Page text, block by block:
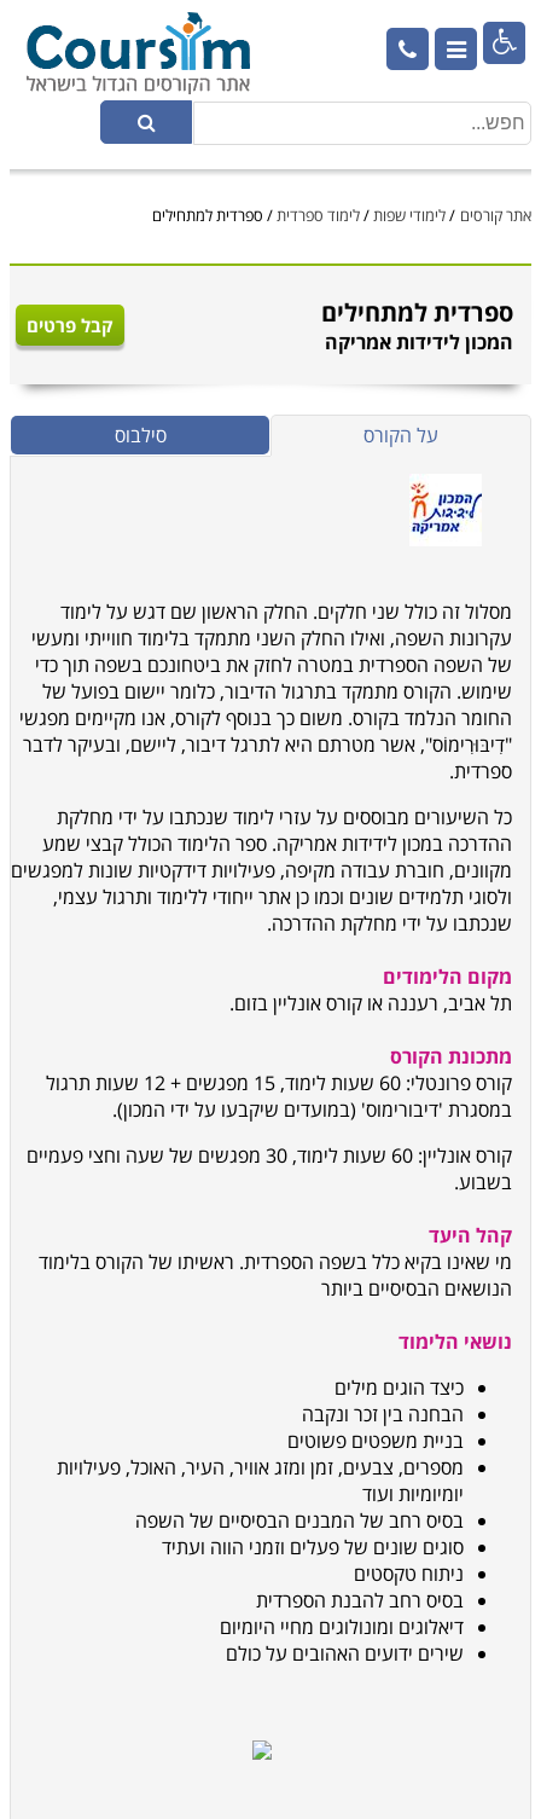

אתר קורסים /לימודי שפות/לימוד ספרדית/ ספרדית למתחילים
ספרדית למתחילים
המכון לידידות אמריקה
קבל פרטים
על הקורס סילבוס
מסלול זה כולל שני חלקים. החלק הראשון שם דגש על לימוד
עקרונות השפה, ואילו החלק השני מתמקד בלימוד חווייתי ומעשי
של השפה הספרדית במטרה לחזק את ביטחונכם בשפה תוך כדי
שימוש. הקורס מתמקד בתרגול הדיבור, כלומר יישום בפועל של
החומר הנלמד בקורס. משום כך בנוסף לקורס, אנו מקיימים מפגשי
"דִיבּוּרִימוֹס", אשר מטרתם היא לתרגל דיבור, ליישם, ובעיקר לדבר
ספרדית.
כל השיעורים מבוססים על עזרי לימוד שנכתבו על ידי מחלקת
ההדרכה במכון לידידות אמריקה. ספר הלימוד הכולל קבצי שמע
מקוונים, חוברת עבודה מקיפה, פעילויות דידקטיות שונות למפגשים
ולסוגי תלמידים שונים וכמו כן אתר ייחודי ללימוד ותרגול עצמי,
שנכתבו על ידי מחלקת ההדרכה.
מקום הלימודים
תל אביב, רעננה או קורס אונליין בזום.
מתכונת הקורס
קורס פרונטלי: 60 שעות לימוד, 15 מפגשים + 12 שעות תרגול
במסגרת 'דיבורימוס' (במועדים שיקבעו על ידי המכון).
קורס אונליין: 60 שעות לימוד, 30 מפגשים של שעה וחצי פעמיים
בשבוע.
קהל היעד
מי שאינו בקיא כלל בשפה הספרדית. ראשיתו של הקורס בלימוד
הנושאים הבסיסיים ביותר
נושאי הלימוד
כיצד הוגים מילים
הבחנה בין זכר ונקבה
בניית משפטים פשוטים
מספרים, צבעים, זמן ומזג אוויר, העיר, האוכל, פעילויות
יומיומיות ועוד
בסיס רחב של המבנים הבסיסיים של השפה
סוגים שונים של פעלים וזמני הווה ועתיד
ניתוח טקסטים
בסיס רחב להבנת הספרדית
דיאלוגים ומונולוגים מחיי היומיום
שירים ידועים האהובים על כולם